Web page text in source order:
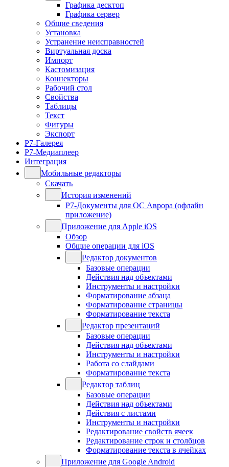
Графика десктоп
Графика сервер
Общие сведения
Установка
Устранение неисправностей
Виртуальная доска
Импорт
Кастомизация
Коннекторы
Рабочий стол
Свойства
Таблицы
Текст
Фигуры
Экспорт
Р7-Галерея
Р7-Медиаплеер
Интеграция
Мобильные редакторы
Скачать
История изменений
Р7-Документы для ОС Аврора (офлайн
приложение)
Приложение для Apple iOS
Обзор
Общие операции для iOS
Редактор документов
Базовые операции
Действия над объектами
Инструменты и настройки
Форматирование абзаца
Форматирование страницы
Форматирование текста
Редактор презентаций
Базовые операции
Действия над объектами
Инструменты и настройки
Работа со слайдами
Форматирование текста
Редактор таблиц
Базовые операции
Действия над объектами
Действия с листами
Инструменты и настройки
Редактирование свойств ячеек
Редактирование строк и столбцов
Форматирование текста в ячейках
Приложение для Google Android